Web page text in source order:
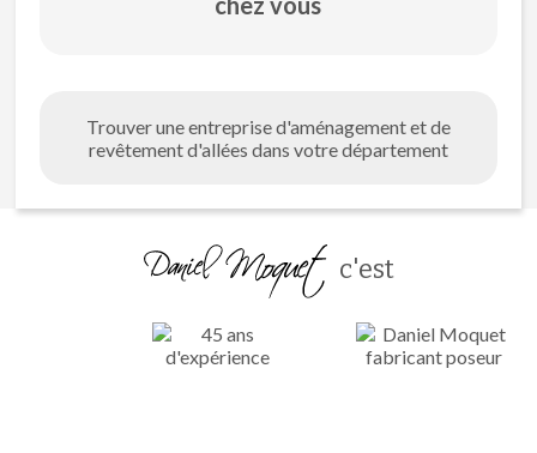
Trouver une entreprise d'aménagement et de
revêtement d'allées dans votre département
c'est